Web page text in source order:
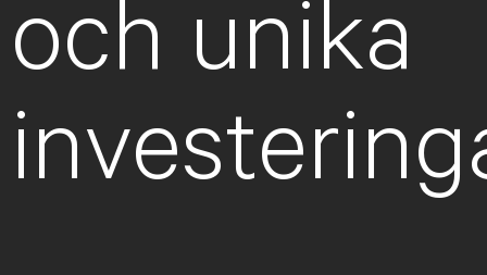
och unika